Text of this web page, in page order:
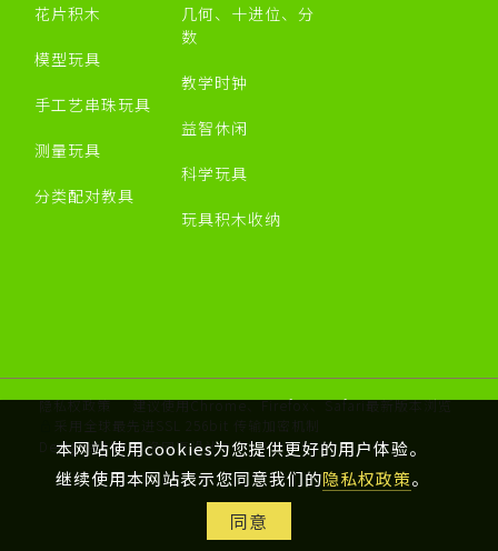
本网站使用cookies为您提供更好的用户体验。
继续使用本网站表示您同意我们的隐私权政策。
同意
花片积木
模型玩具
手工艺串珠玩具
测量玩具
分类配对教具
几何、十进位、分
数
教学时钟
益智休闲
科学玩具
玩具积木收纳
隐私权政策
建议使用Chrome、Firefox、Safari最新版本浏览
采用全球最先进SSL 256bit 传输加密机制
Designed by 米洛网页设计